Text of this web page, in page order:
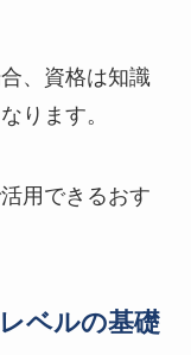
、資格は知識
ります。
用できるおす
ベルの基礎